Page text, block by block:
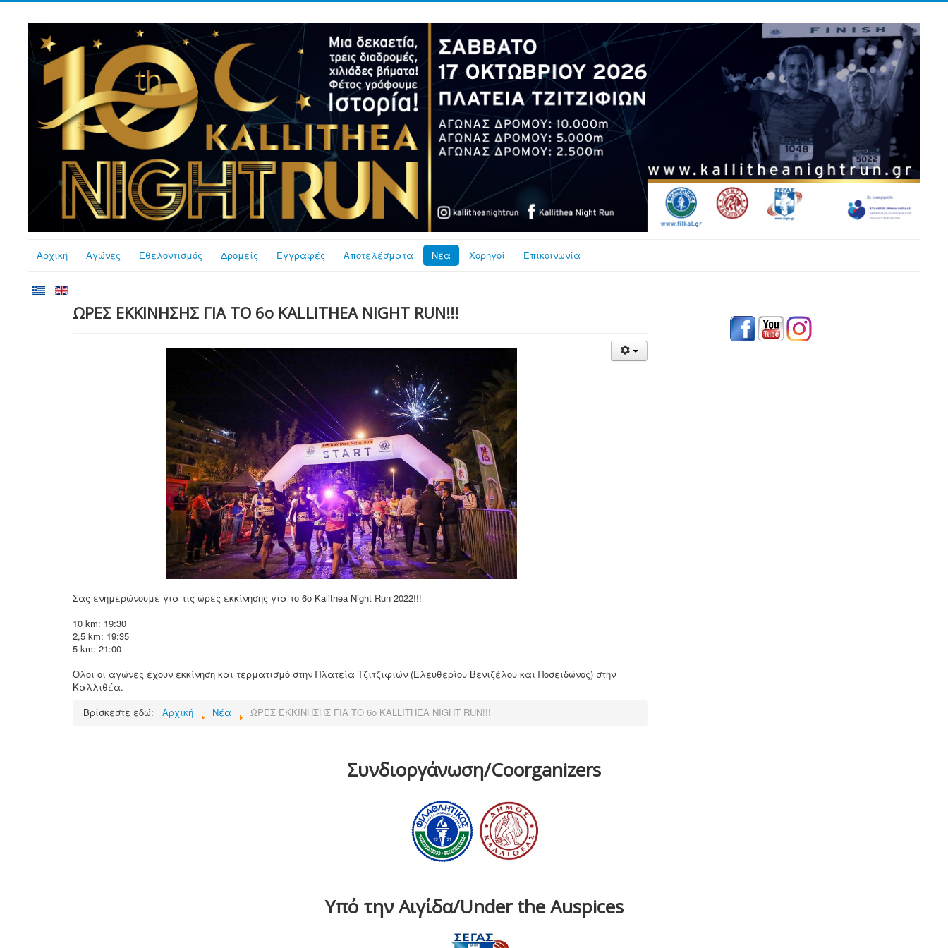
Αρχική Αγώνες Εθελοντισμός Δρομείς Εγγραφές Αποτελέσματα Νέα Χορηγοί Επικοινωνία
ΩΡΕΣ ΕΚΚΙΝΗΣΗΣ ΓΙΑ ΤΟ 6ο KALLITHEA NIGHT RUN!!!
Σας ενημερώνουμε για τις ώρες εκκίνησης για το 6ο Kalithea Night Run 2022!!!
10 km: 19:30
2,5 km: 19:35
5 km: 21:00
Ολοι οι αγώνες έχουν εκκίνηση και τερματισμό στην Πλατεία Τζιτζιφιών (Ελευθερίου Βενιζέλου και Ποσειδώνος) στην
Καλλιθέα.
Βρίσκεστε εδώ:
Αρχική Νέα ΩΡΕΣ ΕΚΚΙΝΗΣΗΣ ΓΙΑ ΤΟ 6ο KALLITHEA NIGHT RUN!!!
Συνδιοργάνωση/Coorganizers
Υπό την Αιγίδα/Under the Auspices